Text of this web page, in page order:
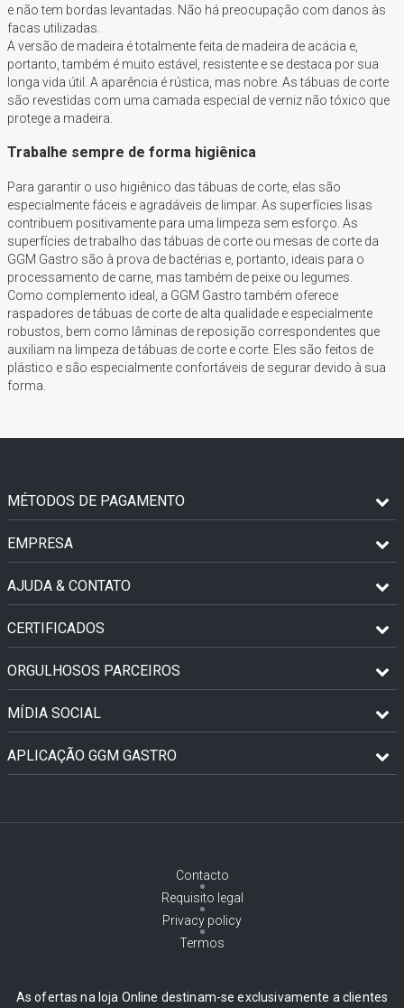
e não tem bordas levantadas. Não há preocupação com danos às
facas utilizadas.
A versão de madeira é totalmente feita de madeira de acácia e,
portanto, também é muito estável, resistente e se destaca por sua
longa vida útil. A aparência é rústica, mas nobre. As tábuas de corte
são revestidas com uma camada especial de verniz não tóxico que
protege a madeira.
Trabalhe sempre de forma higiênica
Para garantir o uso higiênico das tábuas de corte, elas são
especialmente fáceis e agradáveis de limpar. As superfícies lisas
contribuem positivamente para uma limpeza sem esforço. As
superfícies de trabalho das tábuas de corte ou mesas de corte da
GGM Gastro são à prova de bactérias e, portanto, ideais para o
processamento de carne, mas também de peixe ou legumes.
Como complemento ideal, a GGM Gastro também oferece
raspadores de tábuas de corte de alta qualidade e especialmente
robustos, bem como lâminas de reposição correspondentes que
auxiliam na limpeza de tábuas de corte e corte. Eles são feitos de
plástico e são especialmente confortáveis de segurar devido à sua
forma.
MÉTODOS DE PAGAMENTO
EMPRESA
AJUDA & CONTATO
CERTIFICADOS
ORGULHOSOS PARCEIROS
MÍDIA SOCIAL
APLICAÇÃO GGM GASTRO
Contacto
Requisito legal
Privacy policy
Termos
As ofertas na loja Online destinam-se exclusivamente a clientes